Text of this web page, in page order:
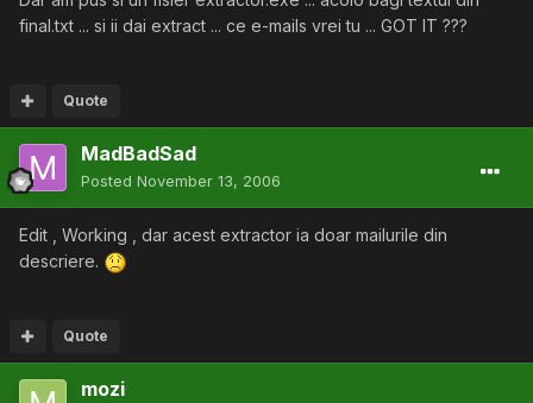
final.txt ... si ii dai extract ... ce e-mails vrei tu ... GOT IT ???
Quote
MadBadSad
Posted November 13, 2006
Edit , Working , dar acest extractor ia doar mailurile din
descriere.
Quote
mozi